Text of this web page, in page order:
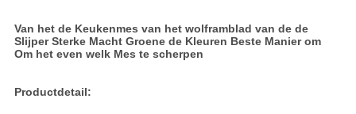
Van het de Keukenmes van het wolframblad van de de
Slijper Sterke Macht Groene de Kleuren Beste Manier om
Om het even welk Mes te scherpen
Productdetail: